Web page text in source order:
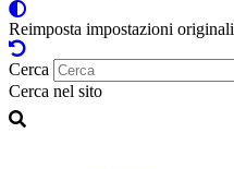
Reimposta impostazioni originali
Cerca
Cerca nel sito